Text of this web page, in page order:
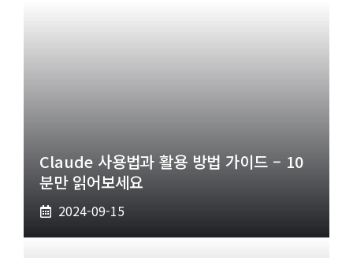
Claude 사용법과 활용 방법 가이드 – 10
분만 읽어보세요
2024-09-15